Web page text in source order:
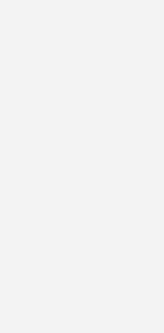
Öl-Heizung
war zu
des
ihre
schon am
allen Medien
werden
ohne